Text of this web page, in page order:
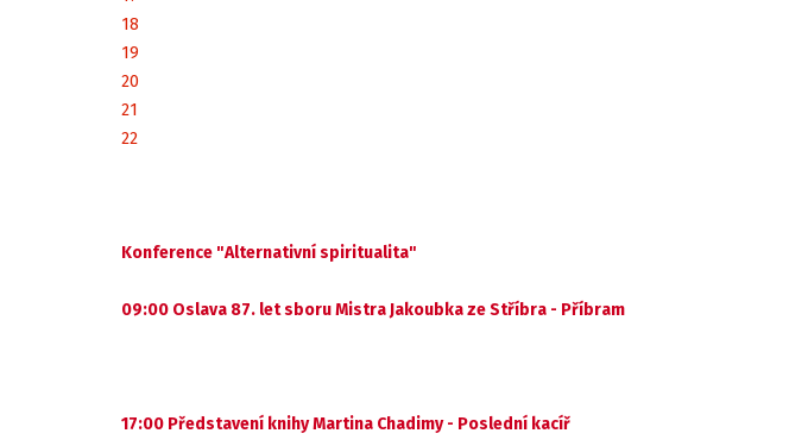
18
19
20
21
22
Konference "Alternativní spiritualita"
09:00 Oslava 87. let sboru Mistra Jakoubka ze Stříbra - Příbram
17:00 Představení knihy Martina Chadimy - Poslední kacíř